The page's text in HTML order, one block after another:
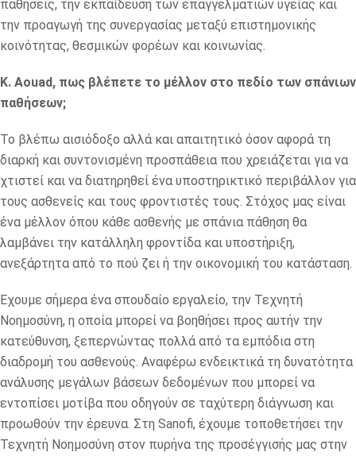
παθήσεις, την εκπαίδευση των επαγγελματιών υγείας και
την προαγωγή της συνεργασίας μεταξύ επιστημονικής
κοινότητας, θεσμικών φορέων και κοινωνίας.
Κ. Aouad, πως βλέπετε το μέλλον στο πεδίο των σπάνιων
παθήσεων;
Το βλέπω αισιόδοξο αλλά και απαιτητικό όσον αφορά τη
διαρκή και συντονισμένη προσπάθεια που χρειάζεται για να
χτιστεί και να διατηρηθεί ένα υποστηρικτικό περιβάλλον για
τους ασθενείς και τους φροντιστές τους. Στόχος μας είναι
ένα μέλλον όπου κάθε ασθενής με σπάνια πάθηση θα
λαμβάνει την κατάλληλη φροντίδα και υποστήριξη,
ανεξάρτητα από το πού ζει ή την οικονομική του κατάσταση.
Έχουμε σήμερα ένα σπουδαίο εργαλείο, την Τεχνητή
Νοημοσύνη, η οποία μπορεί να βοηθήσει προς αυτήν την
κατεύθυνση, ξεπερνώντας πολλά από τα εμπόδια στη
διαδρομή του ασθενούς. Αναφέρω ενδεικτικά τη δυνατότητα
ανάλυσης μεγάλων βάσεων δεδομένων που μπορεί να
εντοπίσει μοτίβα που οδηγούν σε ταχύτερη διάγνωση και
προωθούν την έρευνα. Στη Sanofi, έχουμε τοποθετήσει την
Τεχνητή Νοημοσύνη στον πυρήνα της προσέγγισής μας στην